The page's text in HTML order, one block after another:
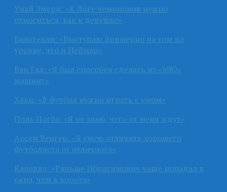
Унай Эмери: «К Лиге чемпионов нужно
относиться, как к девушке»
Балотелли: «Выступаю примерно на том же
уровне, что и Неймар»
Ван Гал: «Я был способен сделать из «МЮ»
машину»
Хави: «В футбол нужно играть с умом»
Поль Погба: «Я не знаю, чего от меня ждут»
Арсен Венгер: «Я умею отличить хорошего
футболиста от отличного»
Капелло: «Раньше Ибрагимович чаще попадал в
окна, чем в ворота»